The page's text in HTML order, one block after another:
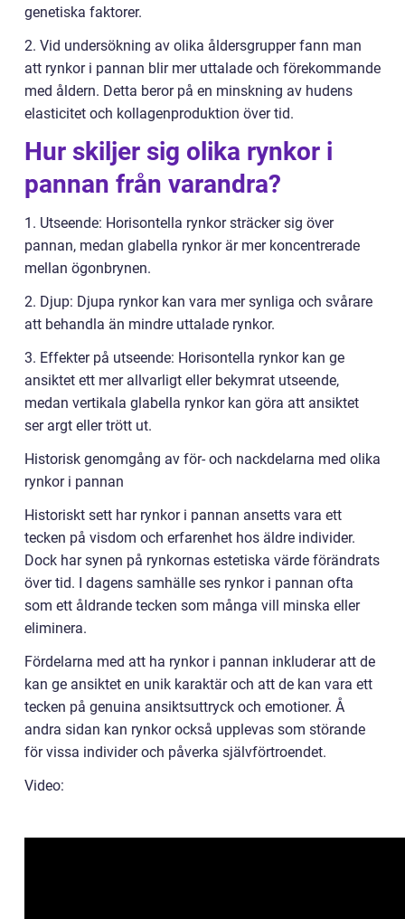
genetiska faktorer.
2. Vid undersökning av olika åldersgrupper fann man
att rynkor i pannan blir mer uttalade och förekommande
med åldern. Detta beror på en minskning av hudens
elasticitet och kollagenproduktion över tid.
Hur skiljer sig olika rynkor i
pannan från varandra?
1. Utseende: Horisontella rynkor sträcker sig över
pannan, medan glabella rynkor är mer koncentrerade
mellan ögonbrynen.
2. Djup: Djupa rynkor kan vara mer synliga och svårare
att behandla än mindre uttalade rynkor.
3. Effekter på utseende: Horisontella rynkor kan ge
ansiktet ett mer allvarligt eller bekymrat utseende,
medan vertikala glabella rynkor kan göra att ansiktet
ser argt eller trött ut.
Historisk genomgång av för- och nackdelarna med olika
rynkor i pannan
Historiskt sett har rynkor i pannan ansetts vara ett
tecken på visdom och erfarenhet hos äldre individer.
Dock har synen på rynkornas estetiska värde förändrats
över tid. I dagens samhälle ses rynkor i pannan ofta
som ett åldrande tecken som många vill minska eller
eliminera.
Fördelarna med att ha rynkor i pannan inkluderar att de
kan ge ansiktet en unik karaktär och att de kan vara ett
tecken på genuina ansiktsuttryck och emotioner. Å
andra sidan kan rynkor också upplevas som störande
för vissa individer och påverka självförtroendet.
Video: